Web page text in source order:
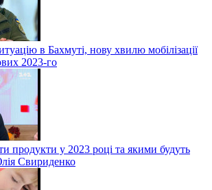
в Бахмуті, нову хвилю мобілізації
2023-го
продукти у 2023 році та якими будуть
Свириденко